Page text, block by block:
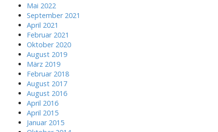
Mai 2022
September 2021
April 2021
Februar 2021
Oktober 2020
August 2019
März 2019
Februar 2018
August 2017
August 2016
April 2016
April 2015
Januar 2015